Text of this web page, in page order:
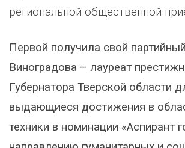
региональной общественной
Первой получила свой
Виноградова – лауреат
Губернатора Тверской области
выдающиеся достижения в
техники в номинации «Аспирант